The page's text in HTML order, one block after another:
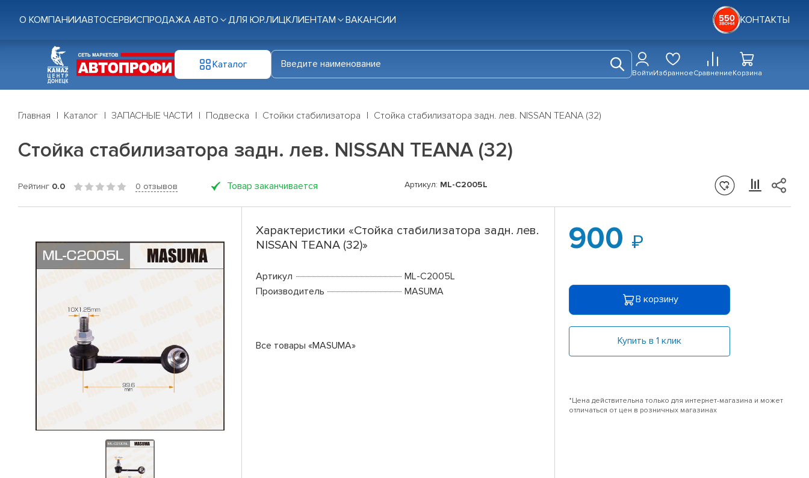
О КОМПАНИИАВТОСЕРВИСПРОДАЖА АВТО ДЛЯ ЮР.ЛИЦКЛИЕНТАМ ВАКАНСИИ КОНТАКТЫ
Каталог
ВойтиИзбранноеСравнениеКорзина
Главная Каталог ЗАПАСНЫЕ ЧАСТИ Подвеска Стойки стабилизатора Стойка стабилизатора задн. лев. NISSAN TEANA (32)
Стойка стабилизатора задн. лев. NISSAN TEANA (32)
Рейтинг 0.0 0 отзывов Товар заканчивается Артикул: ML-C2005L
Характеристики «Стойка стабилизатора задн. лев.
NISSAN TEANA (32)»
Артикул
ML-C2005L
Производитель
MASUMA
Все товары «MASUMA»
900
В корзину
Купить в 1 клик
*Цена действительна только для интернет-магазина и может
отличаться от цен в розничных магазинах